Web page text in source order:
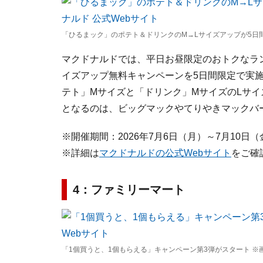
「ひるまック」のポテト＆ドリンクのM→Lサイズアップが5
マクドナルドでは、平日お昼限定のおトクな
イズアップ無料キャンペーンを5日間限定で実
テト」Mサイズと「ドリンク」MサイズのLサ
となるのは、ビッグマックやてりやきマック
※開催期間：2026年7月6日（月）～7月10日
※詳細はマクドナルドの公式Webサイト をご確
4：ファミリーマート
「1個買うと、1個もらえる」キャンペーン第3弾がスタート